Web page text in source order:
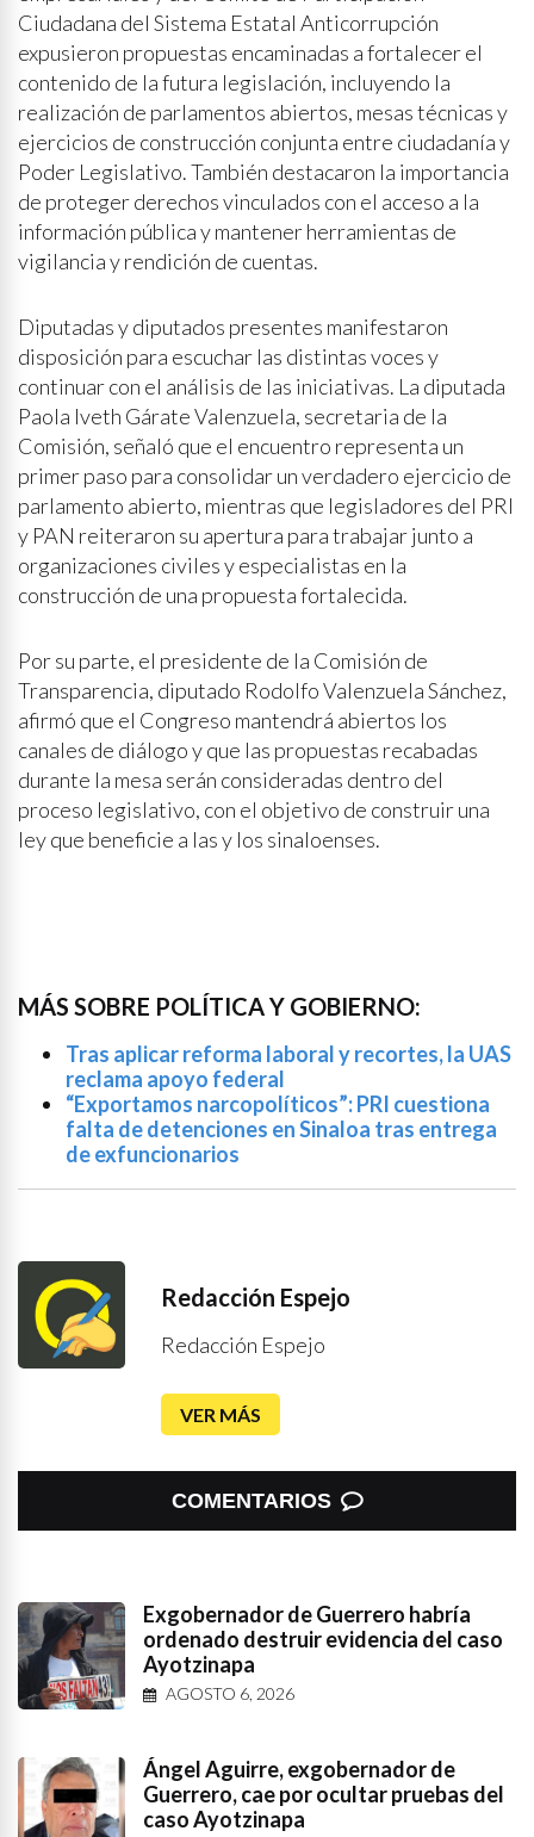
Ciudadana del Sistema Estatal Anticorrupción
expusieron propuestas encaminadas a fortalecer el
contenido de la futura legislación, incluyendo la
realización de parlamentos abiertos, mesas técnicas y
ejercicios de construcción conjunta entre ciudadanía y
Poder Legislativo. También destacaron la importancia
de proteger derechos vinculados con el acceso a la
información pública y mantener herramientas de
vigilancia y rendición de cuentas.
Diputadas y diputados presentes manifestaron
disposición para escuchar las distintas voces y
continuar con el análisis de las iniciativas. La diputada
Paola Iveth Gárate Valenzuela, secretaria de la
Comisión, señaló que el encuentro representa un
primer paso para consolidar un verdadero ejercicio de
parlamento abierto, mientras que legisladores del PRI
y PAN reiteraron su apertura para trabajar junto a
organizaciones civiles y especialistas en la
construcción de una propuesta fortalecida.
Por su parte, el presidente de la Comisión de
Transparencia, diputado Rodolfo Valenzuela Sánchez,
afirmó que el Congreso mantendrá abiertos los
canales de diálogo y que las propuestas recabadas
durante la mesa serán consideradas dentro del
proceso legislativo, con el objetivo de construir una
ley que beneficie a las y los sinaloenses.
MÁS SOBRE POLÍTICA Y GOBIERNO:
Tras aplicar reforma laboral y recortes, la UAS
reclama apoyo federal
“Exportamos narcopolíticos”: PRI cuestiona
falta de detenciones en Sinaloa tras entrega
de exfuncionarios
Redacción Espejo
Redacción Espejo
VER MÁS
COMENTARIOS
Exgobernador de Guerrero habría
ordenado destruir evidencia del caso
Ayotzinapa
AGOSTO 6, 2026
Ángel Aguirre, exgobernador de
Guerrero, cae por ocultar pruebas del
caso Ayotzinapa